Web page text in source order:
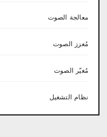
معالجة الصوت
مُعزز الصوت
مُغيّر الصوت
نظام التشغيل